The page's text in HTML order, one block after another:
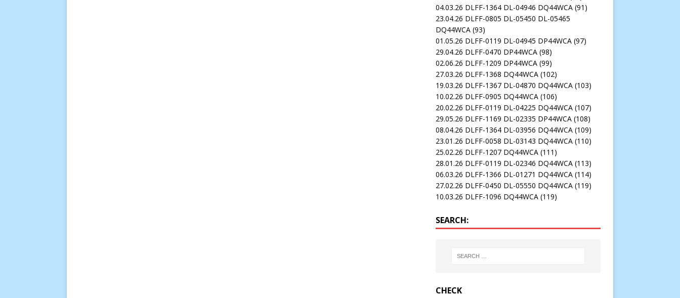
04.03.26 DLFF-1364 DL-04946 DQ44WCA(91)
23.04.26 DLFF-0805 DL-05450 DL-05465
DQ44WCA(93)
01.05.26 DLFF-0119 DL-04945 DP44WCA(97)
29.04.26 DLFF-0470 DP44WCA(98)
02.06.26 DLFF-1209 DP44WCA(99)
27.03.26 DLFF-1368 DQ44WCA(102)
19.03.26 DLFF-1367 DL-04870 DQ44WCA(103)
10.02.26 DLFF-0905 DQ44WCA(106)
20.02.26 DLFF-0119 DL-04225 DQ44WCA(107)
29.05.26 DLFF-1169 DL-02335 DP44WCA(108)
08.04.26 DLFF-1364 DL-03956 DQ44WCA(109)
23.01.26 DLFF-0058 DL-03143 DQ44WCA(110)
25.02.26 DLFF-1207 DQ44WCA(111)
28.01.26 DLFF-0119 DL-02346 DQ44WCA(113)
06.03.26 DLFF-1366 DL-01271 DQ44WCA(114)
27.02.26 DLFF-0450 DL-05550 DQ44WCA(119)
10.03.26 DLFF-1096 DQ44WCA(119)
SEARCH:
CHECK